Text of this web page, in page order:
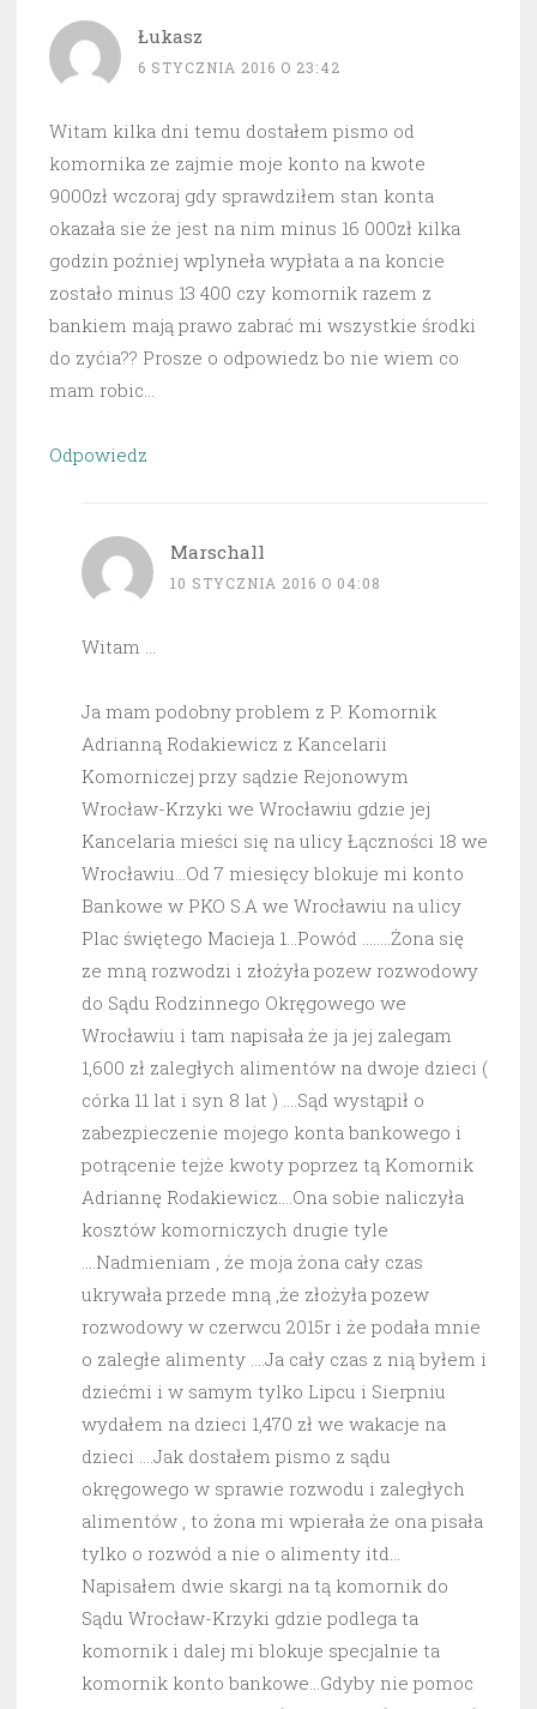
Łukasz
6 STYCZNIA 2016 O 23:42
Witam kilka dni temu dostałem pismo od
komornika ze zajmie moje konto na kwote
9000zł wczoraj gdy sprawdziłem stan konta
okazała sie że jest na nim minus 16 000zł kilka
godzin poźniej wplyneła wypłata a na koncie
zostało minus 13 400 czy komornik razem z
bankiem mają prawo zabrać mi wszystkie środki
do zyćia?? Prosze o odpowiedz bo nie wiem co
mam robic…
Odpowiedz
Marschall
10 STYCZNIA 2016 O 04:08
Witam …
Ja mam podobny problem z P. Komornik
Adrianną Rodakiewicz z Kancelarii
Komorniczej przy sądzie Rejonowym
Wrocław-Krzyki we Wrocławiu gdzie jej
Kancelaria mieści się na ulicy Łączności 18 we
Wrocławiu…Od 7 miesięcy blokuje mi konto
Bankowe w PKO S.A we Wrocławiu na ulicy
Plac świętego Macieja 1…Powód ……..Żona się
ze mną rozwodzi i złożyła pozew rozwodowy
do Sądu Rodzinnego Okręgowego we
Wrocławiu i tam napisała że ja jej zalegam
1,600 zł zaległych alimentów na dwoje dzieci (
córka 11 lat i syn 8 lat ) ….Sąd wystąpił o
zabezpieczenie mojego konta bankowego i
potrącenie tejże kwoty poprzez tą Komornik
Adriannę Rodakiewicz….Ona sobie naliczyła
kosztów komorniczych drugie tyle
….Nadmieniam , że moja żona cały czas
ukrywała przede mną ,że złożyła pozew
rozwodowy w czerwcu 2015r i że podała mnie
o zaległe alimenty ….Ja cały czas z nią byłem i
dziećmi i w samym tylko Lipcu i Sierpniu
wydałem na dzieci 1,470 zł we wakacje na
dzieci ….Jak dostałem pismo z sądu
okręgowego w sprawie rozwodu i zaległych
alimentów , to żona mi wpierała że ona pisała
tylko o rozwód a nie o alimenty itd…
Napisałem dwie skargi na tą komornik do
Sądu Wrocław-Krzyki gdzie podlega ta
komornik i dalej mi blokuje specjalnie ta
komornik konto bankowe…Gdyby nie pomoc